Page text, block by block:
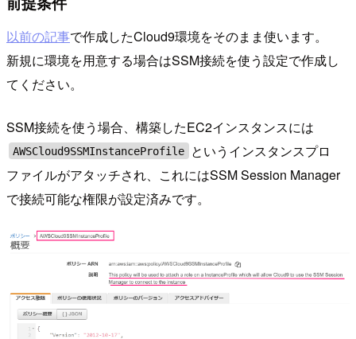
以前の記事で作成したCloud9環境をそのまま使います。
新規に環境を用意する場合はSSM接続を使う設定で作成し
てください。
SSM接続を使う場合、構築したEC2インスタンスには
AWSCloud9SSMInstanceProfile
というインスタンスプロ
ファイルがアタッチされ、これにはSSM Session Manager
で接続可能な権限が設定済みです。